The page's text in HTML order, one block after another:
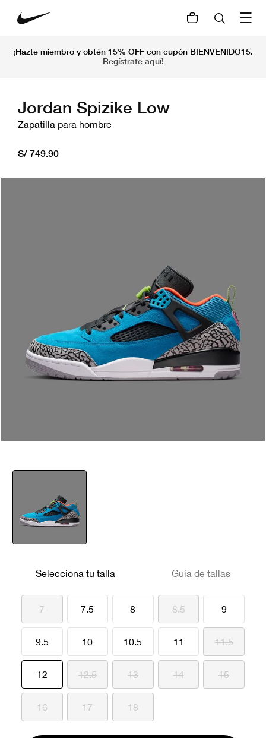
¡Hazte miembro y obtén 15% OFF con cupón BIENVENIDO15.
Regístrate aquí!
Jordan Spizike Low
Zapatilla para hombre
S/ 749.90
Selecciona tu talla Guía de tallas
7 7.5 8 8.5 9
9.5 10 10.5 11 11.5
12seleccionado
12.5 13 14 15
16 17 18